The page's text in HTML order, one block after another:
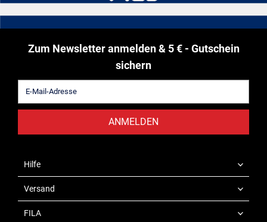
Zum Newsletter anmelden & 5 € - Gutschein
sichern
ANMELDEN
Hilfe
Versand
FILA